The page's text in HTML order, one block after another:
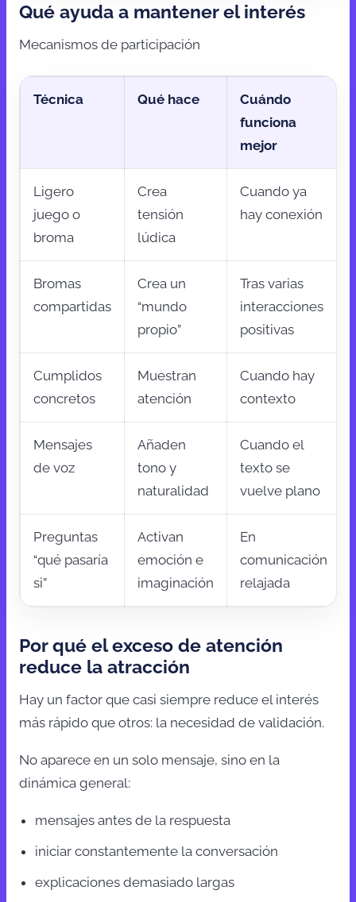
Qué ayuda a mantener el interés
Mecanismos de participación
Técnica Qué hace
Cuándo
funciona
mejor
Ligero
juego o
broma
Crea
tensión
lúdica
Cuando ya
hay conexión
Bromas
compartidas
Crea un
“mundo
propio”
Tras varias
interacciones
positivas
Cumplidos
concretos
Muestran
atención
Cuando hay
contexto
Mensajes
de voz
Añaden
tono y
naturalidad
Cuando el
texto se
vuelve plano
Preguntas
“qué pasaría
si”
Activan
emoción e
imaginación
En
comunicación
relajada
Por qué el exceso de atención
reduce la atracción
Hay un factor que casi siempre reduce el interés
más rápido que otros: la necesidad de validación.
No aparece en un solo mensaje, sino en la
dinámica general:
mensajes antes de la respuesta
iniciar constantemente la conversación
explicaciones demasiado largas